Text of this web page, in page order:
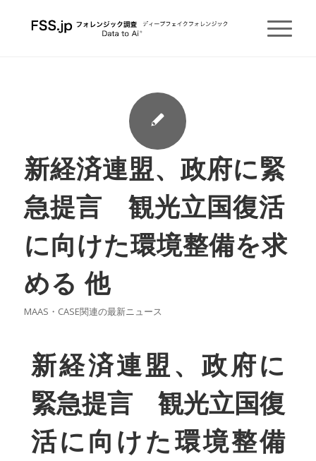
新経済連盟、政府に緊
急提言 観光立国復活
に向けた環境整備を求
める 他
MAAS・CASE関連の最新ニュース
新経済連盟、政府に
緊急提言 観光立国復
活に向けた環境整備